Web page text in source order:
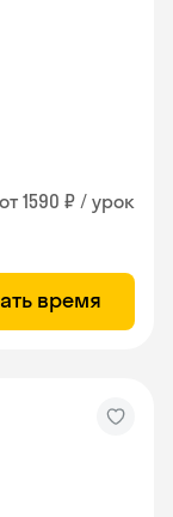
от 1590 ₽ / урок
время